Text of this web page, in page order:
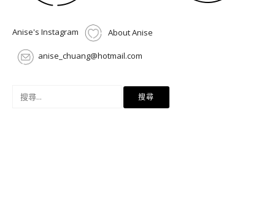
Anise's Instagram About Anise
anise_chuang@hotmail.com